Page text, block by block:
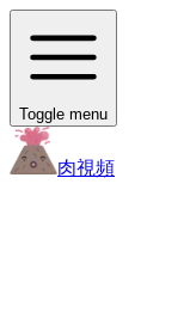
Toggle menu
肉視頻